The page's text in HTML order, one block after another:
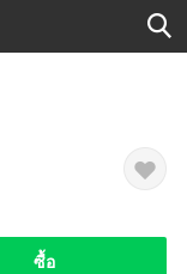
ซื้อ